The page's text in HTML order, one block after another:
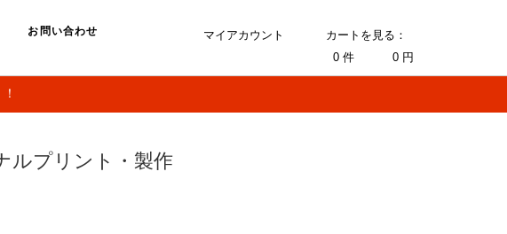
お問い合わせ マイアカウント
カートを見る：
0 件 0 円
ルプリント・製作